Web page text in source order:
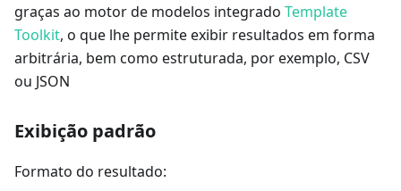
graças ao motor de modelos integrado Template
Toolkit, o que lhe permite exibir resultados em forma
arbitrária, bem como estruturada, por exemplo, CSV
ou JSON
Exibição padrão
Formato do resultado: